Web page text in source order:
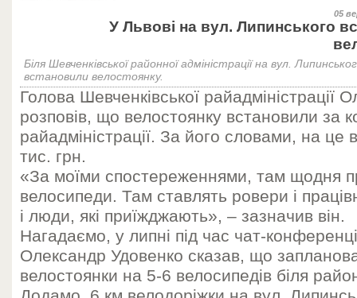
05
У Львові на вул. Липинського
Біля Шевченківської районної адміністрації на вул.
встановили велостоянку.
Голова Шевченківської райадміністрації
розповів, що велостоянку встановили за
райадміністрації. За його словами, на це
тис. грн.
«За моїми спостереженнями, там щодня
велосипеди. Там ставлять ровери і
і люди, які приїжджають», – зазначив він.
Нагадаємо, у липні під час чат-
Олександр Удовенко сказав, що
велостоянки на 5-6 велосипедів біля